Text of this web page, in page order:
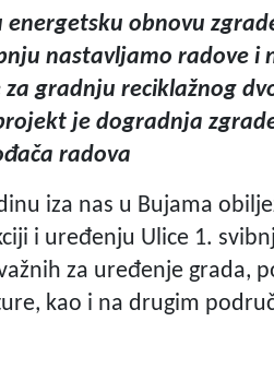
energetsku obnovu
nastavljamo radove i
gradnju reciklažnog
je dogradnja
radova
iza nas u Bujama
i uređenju Ulice 1.
za uređenje grada,
kao i na drugim